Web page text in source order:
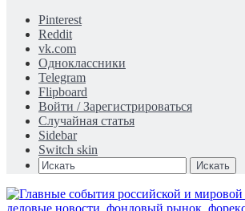
Pinterest
Reddit
vk.com
Одноклассники
Telegram
Flipboard
Войти / Зарегистрироваться
Случайная статья
Sidebar
Switch skin
Искать